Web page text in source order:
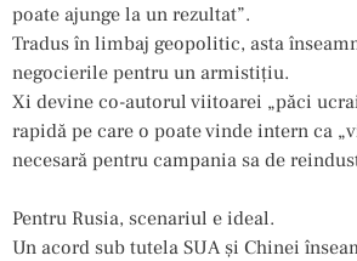
poate ajunge la un rezultat”.
Tradus în limbaj geopolitic, asta
negocierile pentru un armistițiu.
Xi devine co-autorul viitoarei „păci
rapidă pe care o poate vinde intern ca
necesară pentru campania sa de
Pentru Rusia, scenariul e ideal.
Un acord sub tutela SUA și Chinei